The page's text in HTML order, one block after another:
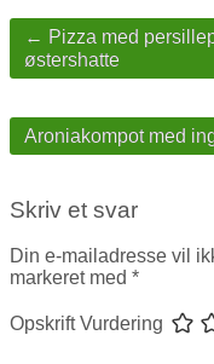
navigation
← Pizza med
østershatte
Aroniakompot med
Skriv et svar
Din e-mailadresse vil
markeret med *
Opskrift Vurdering